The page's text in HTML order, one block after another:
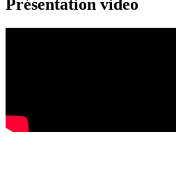
Présentation video